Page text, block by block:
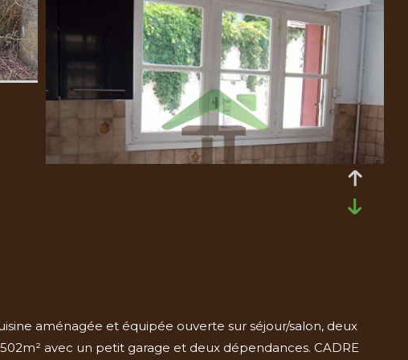
aménagée et équipée ouverte sur séjour/salon, deux
avec un petit garage et deux dépendances. CADRE